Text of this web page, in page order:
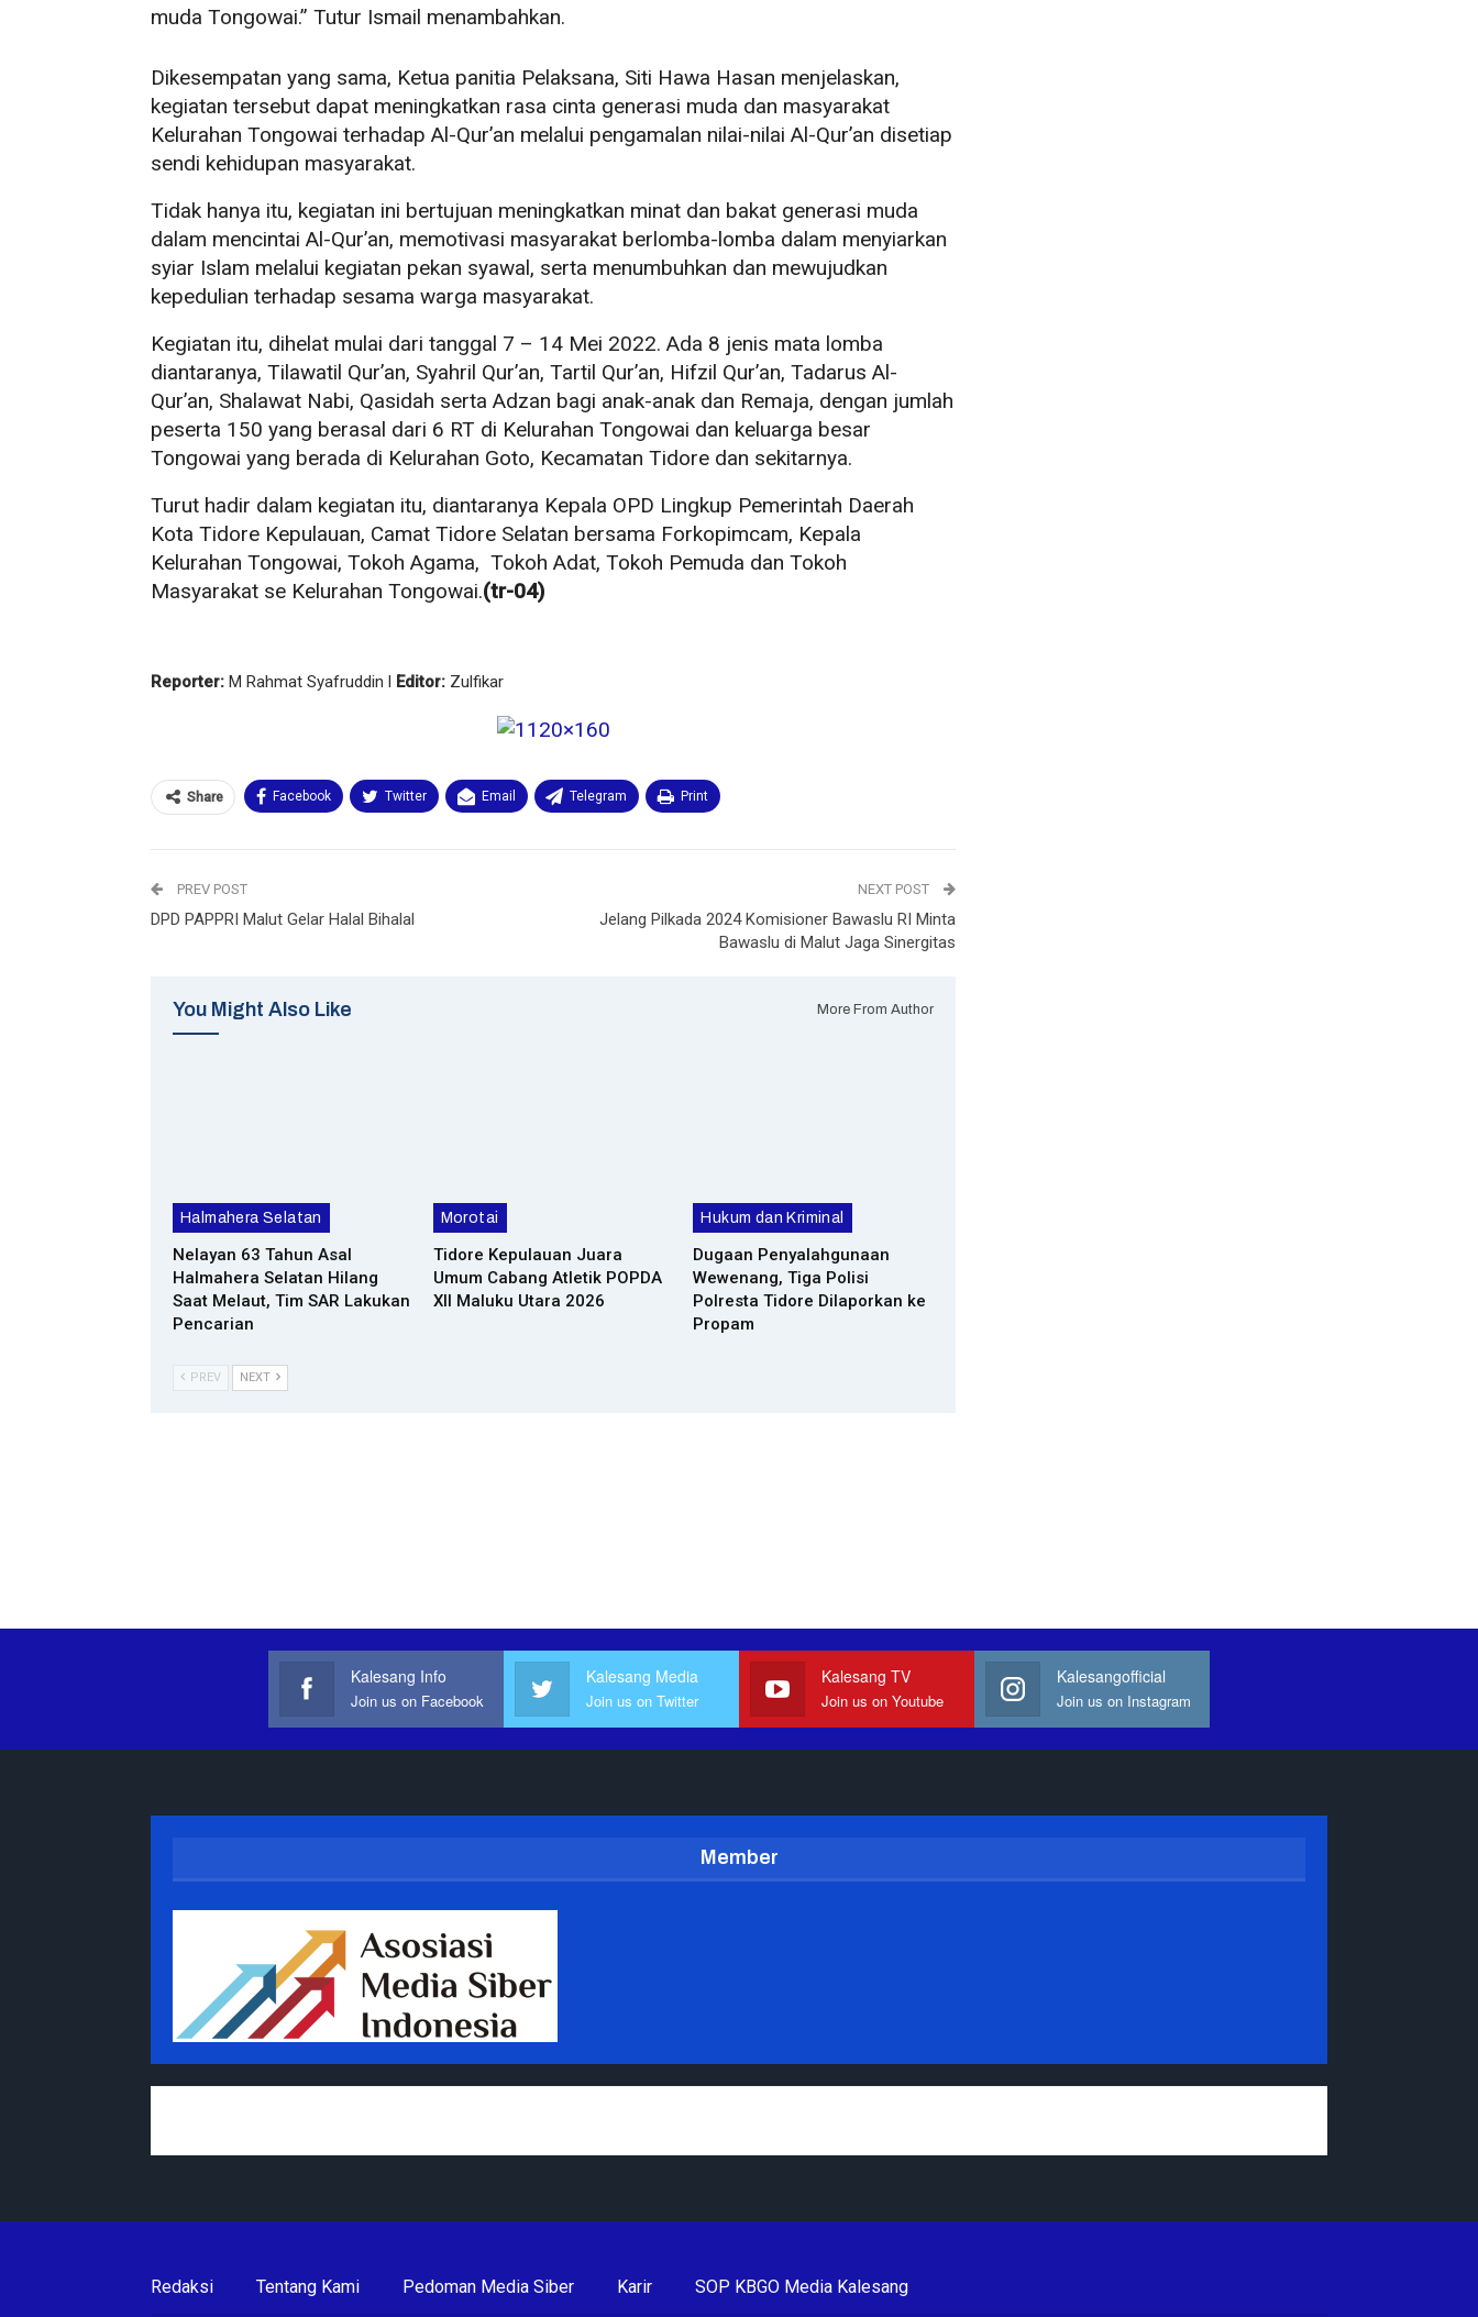
muda Tongowai.” Tutur Ismail menambahkan.
Dikesempatan yang sama, Ketua panitia Pelaksana, Siti Hawa Hasan menjelaskan,
kegiatan tersebut dapat meningkatkan rasa cinta generasi muda dan masyarakat
Kelurahan Tongowai terhadap Al-Qur’an melalui pengamalan nilai-nilai Al-Qur’an disetiap
sendi kehidupan masyarakat.
Tidak hanya itu, kegiatan ini bertujuan meningkatkan minat dan bakat generasi muda
dalam mencintai Al-Qur’an, memotivasi masyarakat berlomba-lomba dalam menyiarkan
syiar Islam melalui kegiatan pekan syawal, serta menumbuhkan dan mewujudkan
kepedulian terhadap sesama warga masyarakat.
Kegiatan itu, dihelat mulai dari tanggal 7 – 14 Mei 2022. Ada 8 jenis mata lomba
diantaranya, Tilawatil Qur’an, Syahril Qur’an, Tartil Qur’an, Hifzil Qur’an, Tadarus Al-
Qur’an, Shalawat Nabi, Qasidah serta Adzan bagi anak-anak dan Remaja, dengan jumlah
peserta 150 yang berasal dari 6 RT di Kelurahan Tongowai dan keluarga besar
Tongowai yang berada di Kelurahan Goto, Kecamatan Tidore dan sekitarnya.
Turut hadir dalam kegiatan itu, diantaranya Kepala OPD Lingkup Pemerintah Daerah
Kota Tidore Kepulauan, Camat Tidore Selatan bersama Forkopimcam, Kepala
Kelurahan Tongowai, Tokoh Agama, Tokoh Adat, Tokoh Pemuda dan Tokoh
Masyarakat se Kelurahan Tongowai.(tr-04)
Reporter: M Rahmat Syafruddin l Editor: Zulfikar
Share Facebook Twitter Email Telegram Print
PREV POST
DPD PAPPRI Malut Gelar Halal Bihalal
NEXT POST
Jelang Pilkada 2024 Komisioner Bawaslu RI Minta
Bawaslu di Malut Jaga Sinergitas
You Might Also Like More From Author
Halmahera Selatan
Nelayan 63 Tahun Asal
Halmahera Selatan Hilang
Saat Melaut, Tim SAR Lakukan
Pencarian
Morotai
Tidore Kepulauan Juara
Umum Cabang Atletik POPDA
XII Maluku Utara 2026
Hukum dan Kriminal
Dugaan Penyalahgunaan
Wewenang, Tiga Polisi
Polresta Tidore Dilaporkan ke
Propam
PREV NEXT
Kalesang Info
Join us on Facebook
Kalesang Media
Join us on Twitter
Kalesang TV
Join us on Youtube
Kalesangofficial
Join us on Instagram
Member
Redaksi Tentang Kami Pedoman Media Siber Karir SOP KBGO Media Kalesang